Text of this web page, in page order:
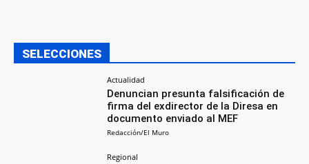
SELECCIONES
Actualidad
Denuncian presunta falsificación de
firma del exdirector de la Diresa en
documento enviado al MEF
Redacción/El Muro
Regional